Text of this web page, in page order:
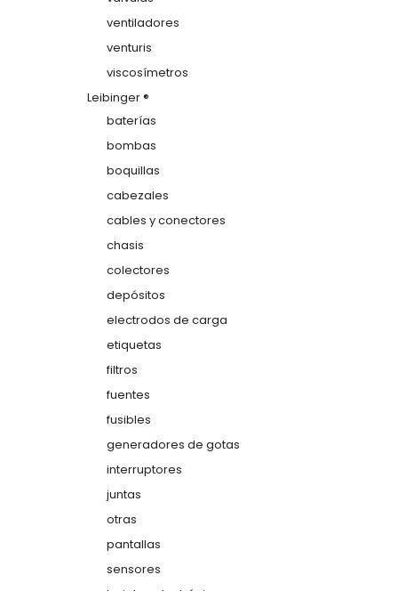
ventiladores
venturis
viscosímetros
Leibinger ®
baterías
bombas
boquillas
cabezales
cables y conectores
chasis
colectores
depósitos
electrodos de carga
etiquetas
filtros
fuentes
fusibles
generadores de gotas
interruptores
juntas
otras
pantallas
sensores